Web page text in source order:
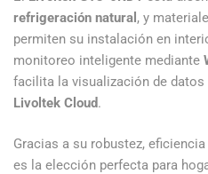
refrigeración natural , y
permiten su instalación en
monitoreo inteligente mediante
facilita la visualización de datos
Livoltek Cloud.
Gracias a su robustez,
es la elección perfecta para